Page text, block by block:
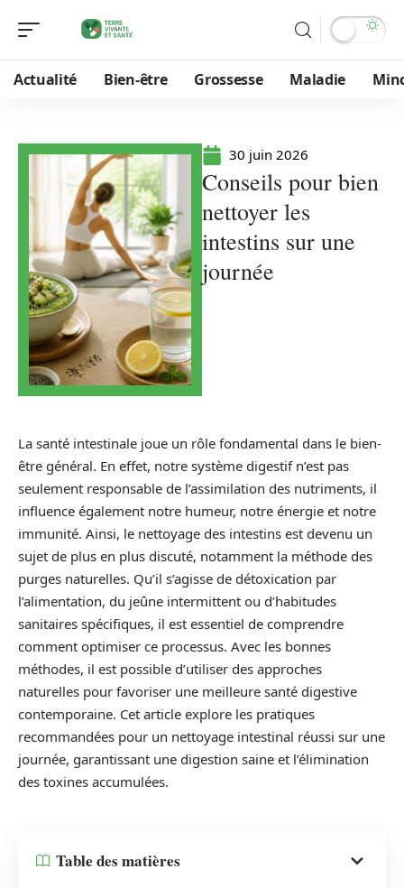
Actualité Bien-être Grossesse Maladie
30 juin 2026
Conseils pour bien
nettoyer les
intestins sur une
journée
La santé intestinale joue un rôle fondamental dans le bien-
être général. En effet, notre système digestif n’est pas
seulement responsable de l’assimilation des nutriments, il
influence également notre humeur, notre énergie et notre
immunité. Ainsi, le nettoyage des intestins est devenu un
sujet de plus en plus discuté, notamment la méthode des
purges naturelles. Qu’il s’agisse de détoxication par
l’alimentation, du jeûne intermittent ou d’habitudes
sanitaires spécifiques, il est essentiel de comprendre
comment optimiser ce processus. Avec les bonnes
méthodes, il est possible d’utiliser des approches
naturelles pour favoriser une meilleure santé digestive
contemporaine. Cet article explore les pratiques
recommandées pour un nettoyage intestinal réussi sur une
journée, garantissant une digestion saine et l’élimination
des toxines accumulées.
Table des matières